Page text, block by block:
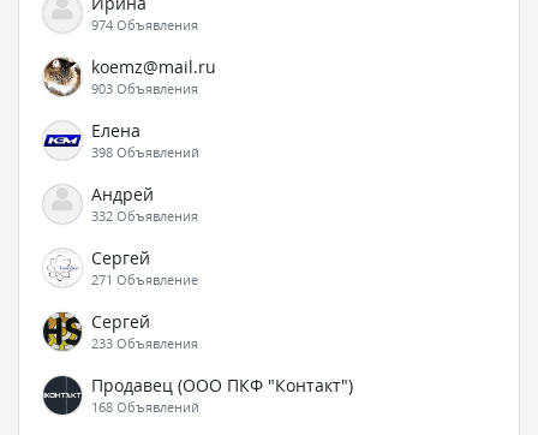
974 Объявления
koemz@mail.ru
903 Объявления
Елена
398 Объявлений
Андрей
332 Объявления
Сергей
271 Объявление
Сергей
233 Объявления
Продавец (ООО ПКФ "Контакт")
168 Объявлений